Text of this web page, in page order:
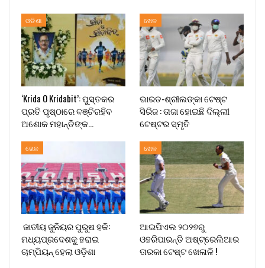
ଓଡିଶା
‘Krida O Kridabit’: ପୁସ୍ତକର
ପ୍ରତି ପୃଷ୍ଠାରେ ବଞ୍ଚିରହିବ
ଅଶୋକ ମହାନ୍ତିଙ୍କ…
ଖେଳ
ଭାରତ-ଶ୍ରୀଲଙ୍କା ଟେଷ୍ଟ
ସିରିଜ : ତାଜା ହୋଇଛି ଦିଲ୍ଲୀ
ଟେଷ୍ଟର ସ୍ମୃତି
ଖେଳ
ଜାତୀୟ ଜୁନିୟର ପୁରୁଷ ହକି:
ମଧ୍ୟପ୍ରଦେଶକୁ ହରାଇ
ଚାମ୍ପିୟନ୍ ହେଲା ଓଡ଼ିଶା
ଖେଳ
ଆଇପିଏଲ ୨୦୨୭ରୁ
ଓହରିପାରନ୍ତି ଅଷ୍ଟ୍ରେଲିଆର
ତାରକା ଟେଷ୍ଟ ଖେଳାଳି !